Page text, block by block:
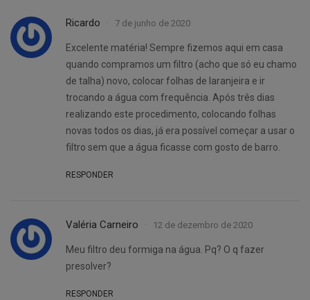
Ricardo 7 de junho de 2020
Excelente matéria! Sempre fizemos aqui em casa
quando compramos um filtro (acho que só eu chamo
de talha) novo, colocar folhas de laranjeira e ir
trocando a água com frequência. Após três dias
realizando este procedimento, colocando folhas
novas todos os dias, já era possível começar a usar o
filtro sem que a água ficasse com gosto de barro.
RESPONDER
Valéria Carneiro 12 de dezembro de 2020
Meu filtro deu formiga na água. Pq? O q fazer
presolver?
RESPONDER